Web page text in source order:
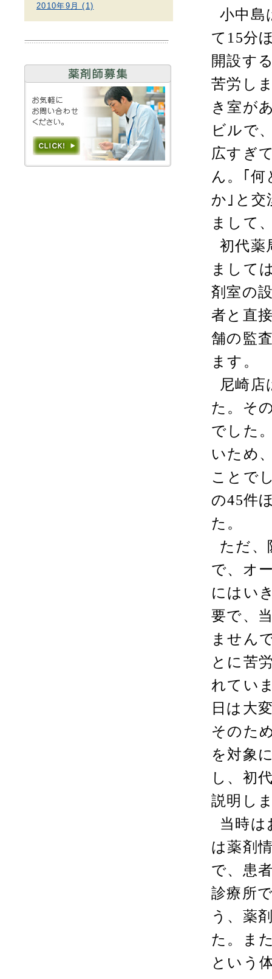
小中島
て 15分
開設す
苦労し
き室が
ビルで
広すぎ
ん。｢
か｣と交
まして
初代薬
まして
剤室の
者と直
舗の監
ます。
尼崎店
た。そ
でした
いため
ことで
の45件
た。
ただ、
で、オ
にはい
要で、
ません
とに苦
れてい
日は大
そのた
を対象
し、初
説明し
当時は
は薬剤
で、患
診療所
う、薬
た。ま
という
2010年9月 (1)